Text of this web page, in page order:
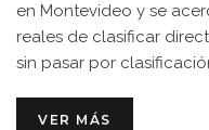
en Montevideo y se
reales de clasificar
sin pasar por
VER MÁS